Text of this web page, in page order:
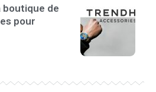
boutique de
pour